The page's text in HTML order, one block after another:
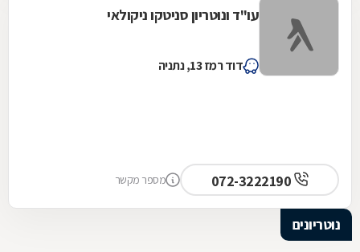
עו"ד ונוטריון סניטקו ניקולאי
דוד רמז 13, נתניה
מספר מקשר
נוטריונים